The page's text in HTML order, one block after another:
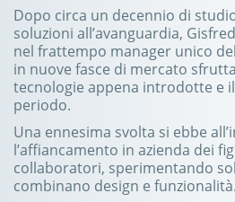
Dopo circa un decennio di
soluzioni all’avanguardia,
nel frattempo manager unico
in nuove fasce di mercato
tecnologie appena introdotte e
periodo.
Una ennesima svolta si ebbe
l’affiancamento in azienda dei
collaboratori, sperimentando
combinano design e funzionalità.